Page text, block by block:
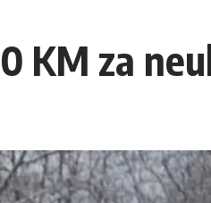
KM za